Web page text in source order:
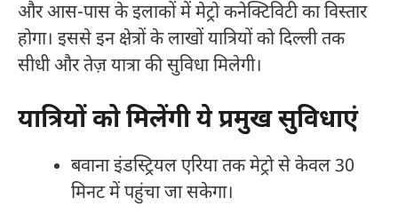
और आस-पास के इलाकों में मेट्रो कनेक्टिविटी का विस्तार
होगा। इससे इन क्षेत्रों के लाखों यात्रियों को दिल्ली तक
सीधी और तेज़ यात्रा की सुविधा मिलेगी।
यात्रियों को मिलेंगी ये प्रमुख सुविधाएं
बवाना इंडस्ट्रियल एरिया तक मेट्रो से केवल 30
मिनट में पहुंचा जा सकेगा।